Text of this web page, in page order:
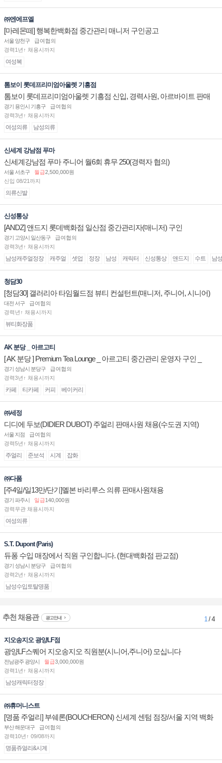
㈜엔에프엘
[마레몬떼] 행복한백화점 중간관리 매니저 구인공고
서울 양천구
급여협의
경력1년↑ 채용시까지
여성복
톰보이 롯데프리미엄아울렛 기흥점
톰보이 롯데프리미엄아울렛 기흥점 신입, 경력사원, 아르바이트 판매
직 구인합니다.
경기 용인시 기흥구
급여협의
경력3년↑ 채용시까지
여성의류 남성의류
신세계 강남점 푸마
신세계강남점 푸마 주니어 월6회 휴무 250(경력자 협의)
서울 서초구 월급2,500,000원
신입 08/21까지
의류신발
신성통상
[ANDZ] 앤드지 롯데백화점 일산점 중간관리자(매니저) 구인
경기 고양시 일산동구
급여협의
경력3년↑ 채용시까지
남성캐주얼정장 캐주얼 셋업 정장 남성 캐릭터 신성통상 앤드지 수트 남
청담30
[청담30] 갤러리아 타임월드점 뷰티 컨설턴트(매니저, 주니어, 시니어)
채용
대전 서구
급여협의
경력년↑ 채용시까지
뷰티화장품
AK 분당 _ 아르고티
[ AK 분당 ] Premium Tea Lounge _ 아르고티 중간관리 운영자 구인 _
경기 성남시 분당구
급여협의
경력3년↑ 채용시까지
카페 티카페 커피 베이커리
㈜세정
디디에 두보(DIDIER DUBOT) 주얼리 판매사원 채용(수도권 지역)
서울 지점
급여협의
경력5년↑ 채용시까지
주얼리 준보석 시계 잡화
㈜다폼
[주4일/일13만/단기]멜본 바리루스 의류 판매사원채용
경기 파주시 일급140,000원
경력무관 채용시까지
여성의류
S.T. Dupont (Paris)
듀퐁 수입 매장에서 직원 구인합니다. (현대백화점 판교점)
경기 성남시 분당구
급여협의
경력2년↑ 채용시까지
남성수입토탈명품
추천 채용관 광고안내 1/ 4
지오송지오 광양LF점
광양LF스퀘어 지오송지오 직원분(시니어,주니어) 모십니다
전남광주 광양시 월급3,000,000원
경력1년↑ 채용시까지
남성캐릭터정장
㈜휴머니스트
[명품 주얼리] 부쉐론(BOUCHERON) 신세계 센텀 점장/서울 지역 백화
점 판매사원 채용
부산 해운대구
급여협의
경력10년↑ 09/08까지
명품쥬얼리&시계